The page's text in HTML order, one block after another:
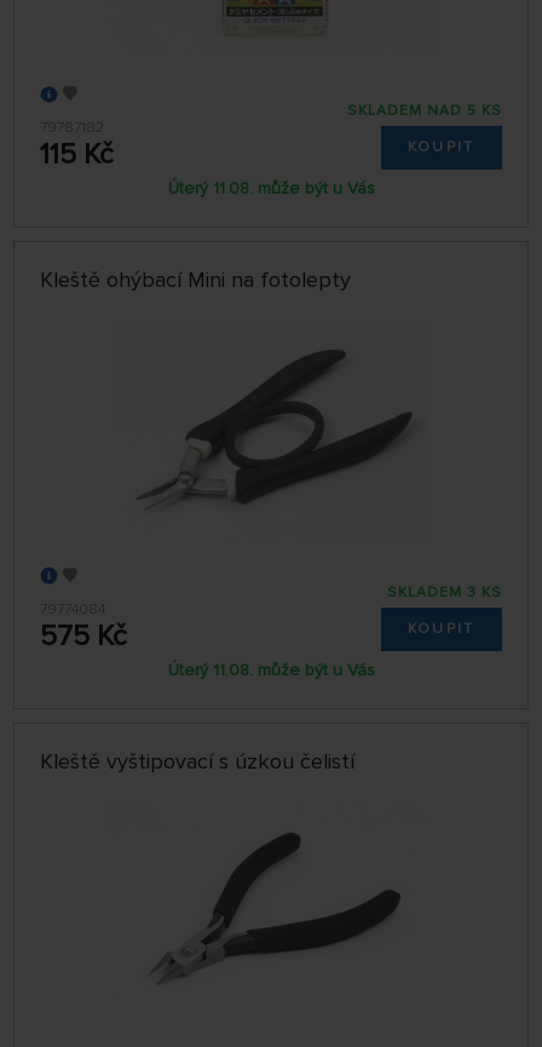
79787182
115 Kč
SKLADEM NAD 5 KS
KOUPIT
Úterý 11.08. může být u Vás
Kleště ohýbací Mini na fotolepty
79774084
575 Kč
SKLADEM 3 KS
KOUPIT
Úterý 11.08. může být u Vás
Kleště vyštipovací s úzkou čelistí